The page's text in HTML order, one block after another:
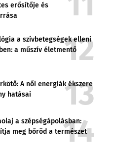
erősítője és
a szívbetegségek elleni
a műszív életmentő
A női energiák ékszere
hatásai
a szépségápolásban:
meg bőröd a természet